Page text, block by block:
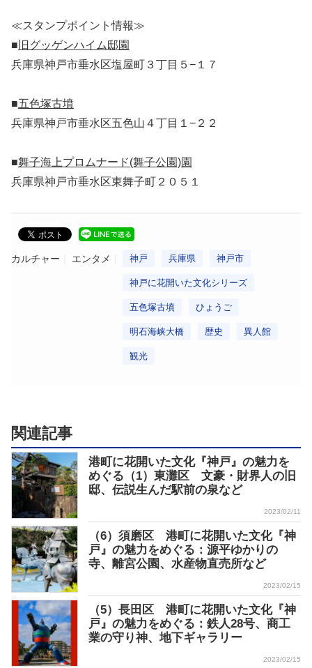
≪スタンプポイント情報≫
■ 旧グッゲンハイム邸園
兵庫県神戸市垂水区塩屋町３丁目５−１７
■五色塚古墳
兵庫県神戸市垂水区五色山４丁目１−２２
■舞子海上プロムナード(舞子公園)園
兵庫県神戸市垂水区東舞子町２０５１
カルチャー エンタメ 神戸 兵庫県 神戸市
神戸に花開いた文化シリーズ
五色塚古墳 ひょうご
明石海峡大橋 歴史 異人館
観光
関連記事
港町に花開いた文化『神戸』の魅力を
めぐる（1）東灘区 文豪・財界人の旧
邸、伝説生んだ駅前の泉など
2023/02/11
（6）須磨区 港町に花開いた文化『神
戸』の魅力をめぐる：源平ゆかりの
寺、離宮公園、水産物直売所など
2023/02/15
（5）長田区 港町に花開いた文化『神
戸』の魅力をめぐる：鉄人28号、商工
業の守り神、地下ギャラリー
2023/02/15